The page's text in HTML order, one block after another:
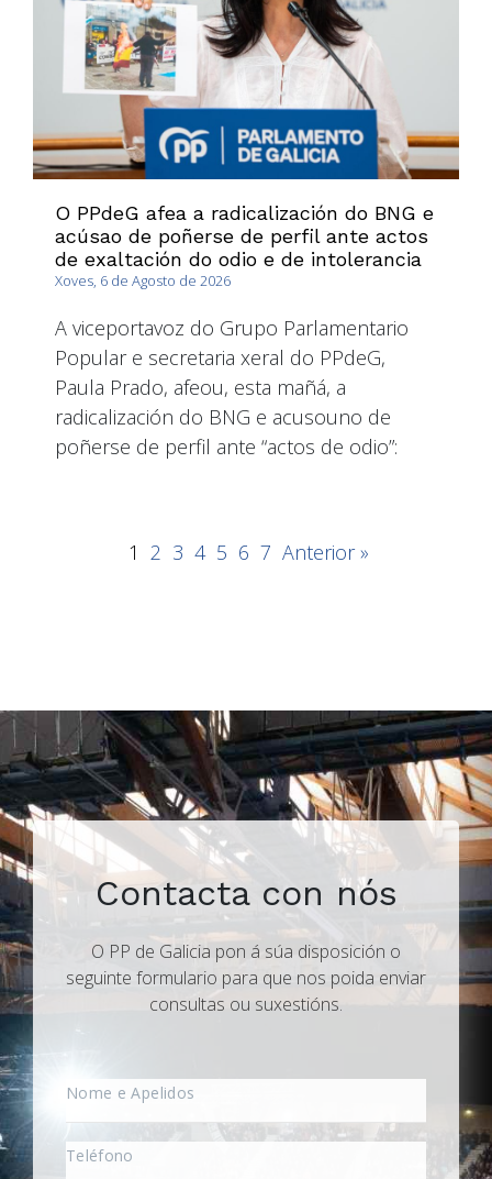
O PPdeG afea a radicalización do BNG e
acúsao de poñerse de perfil ante actos
de exaltación do odio e de intolerancia
Xoves, 6 de Agosto de 2026
A viceportavoz do Grupo Parlamentario
Popular e secretaria xeral do PPdeG,
Paula Prado, afeou, esta mañá, a
radicalización do BNG e acusouno de
poñerse de perfil ante “actos de odio”:
1 2 3 4 5 6 7 Anterior »
Contacta con nós
O PP de Galicia pon á súa disposición o
seguinte formulario para que nos poida enviar
consultas ou suxestións.